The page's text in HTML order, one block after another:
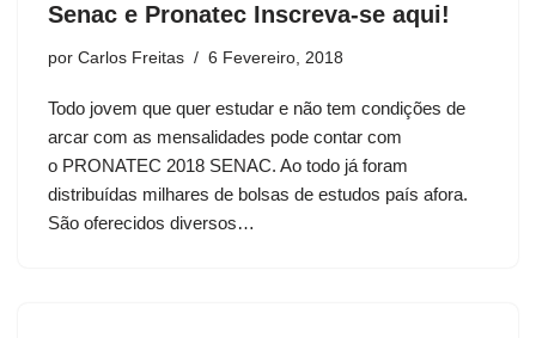
Senac e Pronatec Inscreva-se aqui!
por Carlos Freitas 6 Fevereiro, 2018
Todo jovem que quer estudar e não tem condições de
arcar com as mensalidades pode contar com
o PRONATEC 2018 SENAC. Ao todo já foram
distribuídas milhares de bolsas de estudos país afora.
São oferecidos diversos…